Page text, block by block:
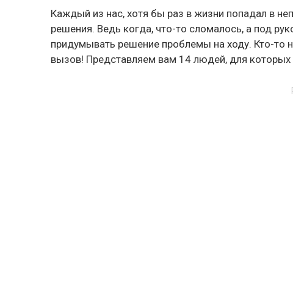
Каждый из нас, хотя бы раз в жизни попадал в
решения. Ведь когда, что-то сломалось, а под
придумывать решение проблемы на ходу. Кто-то
вызов! Представляем вам 14 людей, для которых